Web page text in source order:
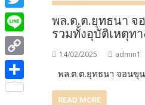
พล.ต.ต.ยุทธนา จ
รวมทั้งอุบัติเหตุท
14/02/2025 admin1
พล.ต.ต.ยุทธนา จอนขุ
READ MORE
a
c
e
b
o
T
w
i
t
t
L
i
n
C
o
S